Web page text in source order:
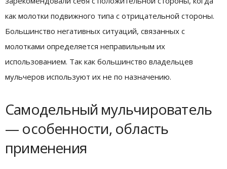
как молотки подвижного типа с отрицательной стороны.
Большинство негативных ситуаций, связанных с
молотками определяется неправильным их
использованием. Так как большинство владельцев
мульчеров используют их не по назначению.
Самодельный мульчирователь
— особенности, область
применения